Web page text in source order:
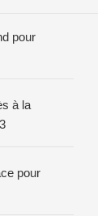
pour
à la
pour